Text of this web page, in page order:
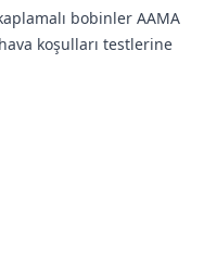
bobinler AAMA
koşulları testlerine